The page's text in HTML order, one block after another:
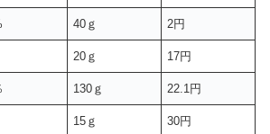
40ｇ 2円
20ｇ 17円
130ｇ 22.1円
15ｇ 30円